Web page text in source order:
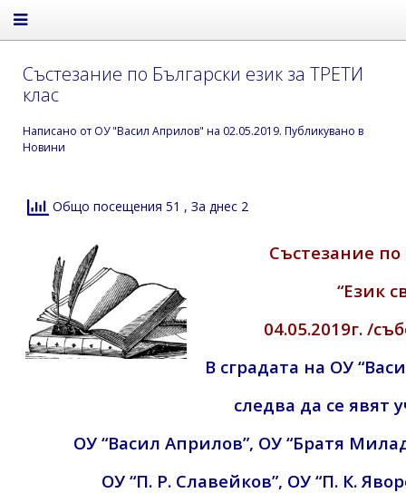
Състезание по Български език за ТРЕТИ
клас
Написано от ОУ "Васил Априлов" на 02.05.2019. Публикувано в
Новини
Общо посещения 51 , За днес 2
Състезание по
“Език
04.05.2019г. /
В сградата на ОУ
следва да се явят
ОУ “Васил Априлов”, ОУ “Братя
ОУ “П. Р. Славейков”, ОУ “П. К.